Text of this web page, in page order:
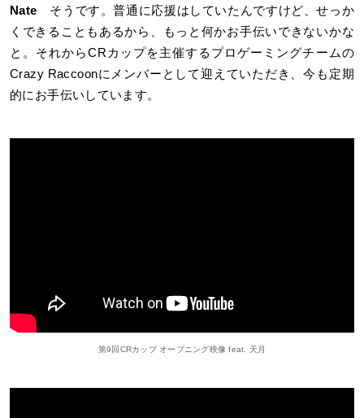
Nate そうです。普通に応援はしていたんですけど、せっか
くできることもあるから、もっと何かお手伝いできないかな
と。それからCRカップを主催するプロゲーミングチームの
Crazy Raccoonにメンバーとして迎えていただき、今も定期
的にお手伝いしています。
第9回CRカップ オープニング映像 feat. 天月